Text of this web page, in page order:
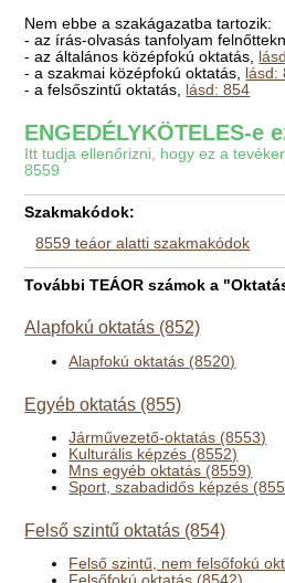
Nem ebbe a szakágazatba tartozik:
- az írás-olvasás tanfolyam
- az általános középfokú oktatás,
- a szakmai középfokú oktatás, lásd:
- a felsőszintű oktatás, lásd: 854
ENGEDÉLYKÖTELES-e
Itt tudja ellenőrizni, hogy ez a
8559
Szakmakódok:
8559 teáor alatti szakmakódok
További TEÁOR számok a
Alapfokú oktatás (852)
Alapfokú oktatás (8520)
Egyéb oktatás (855)
Járművezető-oktatás (8553)
Kulturális képzés (8552)
Mns egyéb oktatás (8559)
Sport, szabadidős képzés
Felső szintű oktatás (854)
Felső szintű, nem felsőfokú